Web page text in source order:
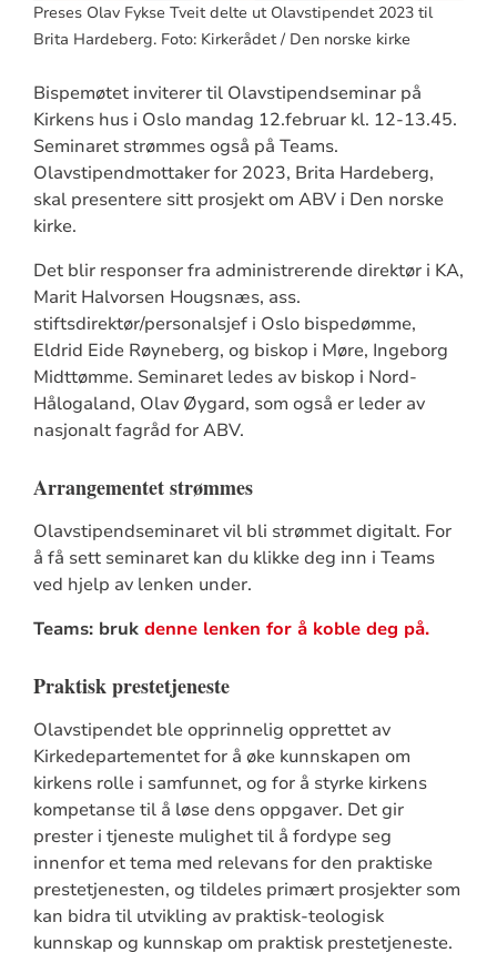
Preses Olav Fykse Tveit delte ut Olavstipendet 2023 til
Brita Hardeberg. Foto: Kirkerådet / Den norske kirke
Bispemøtet inviterer til Olavstipendseminar på
Kirkens hus i Oslo mandag 12.februar kl. 12-13.45.
Seminaret strømmes også på Teams.
Olavstipendmottaker for 2023, Brita Hardeberg,
skal presentere sitt prosjekt om ABV i Den norske
kirke.
Det blir responser fra administrerende direktør i KA,
Marit Halvorsen Hougsnæs, ass.
stiftsdirektør/personalsjef i Oslo bispedømme,
Eldrid Eide Røyneberg, og biskop i Møre, Ingeborg
Midttømme. Seminaret ledes av biskop i Nord-
Hålogaland, Olav Øygard, som også er leder av
nasjonalt fagråd for ABV.
Arrangementet strømmes
Olavstipendseminaret vil bli strømmet digitalt. For
å få sett seminaret kan du klikke deg inn i Teams
ved hjelp av lenken under.
Teams: bruk denne lenken for å koble deg på.
Praktisk prestetjeneste
Olavstipendet ble opprinnelig opprettet av
Kirkedepartementet for å øke kunnskapen om
kirkens rolle i samfunnet, og for å styrke kirkens
kompetanse til å løse dens oppgaver. Det gir
prester i tjeneste mulighet til å fordype seg
innenfor et tema med relevans for den praktiske
prestetjenesten, og tildeles primært prosjekter som
kan bidra til utvikling av praktisk-teologisk
kunnskap og kunnskap om praktisk prestetjeneste.